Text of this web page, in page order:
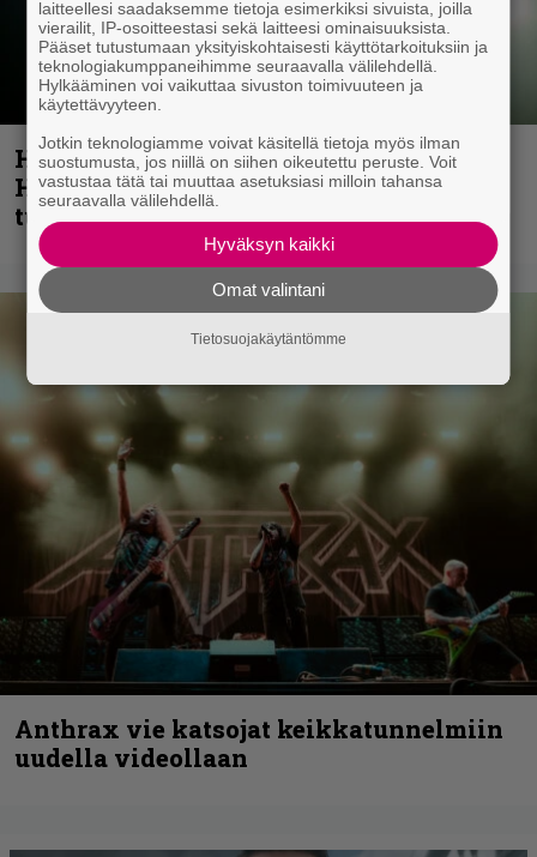
Helloween- ja Gamma Ray -mies Kai
Hansen julkaisi uuden maistiaisen
tulevalta soololevyltä
Anthrax vie katsojat keikkatunnelmiin
uudella videollaan
laitteellesi saadaksemme tietoja esimerkiksi sivuista, joilla
vierailit, IP-osoitteestasi sekä laitteesi ominaisuuksista.
Pääset tutustumaan yksityiskohtaisesti käyttötarkoituksiin ja
teknologiakumppaneihimme seuraavalla välilehdellä.
Hylkääminen voi vaikuttaa sivuston toimivuuteen ja
käytettävyyteen.
Jotkin teknologiamme voivat käsitellä tietoja myös ilman
suostumusta, jos niillä on siihen oikeutettu peruste. Voit
vastustaa tätä tai muuttaa asetuksiasi milloin tahansa
seuraavalla välilehdellä.
Hyväksyn kaikki
Omat valintani
Tietosuojakäytäntömme